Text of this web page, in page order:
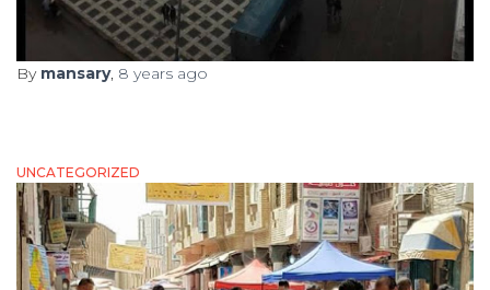
By mansary, 8 years ago
UNCATEGORIZED